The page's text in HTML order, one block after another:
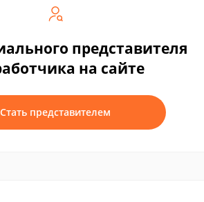
представителя
на сайте
Стать представителем